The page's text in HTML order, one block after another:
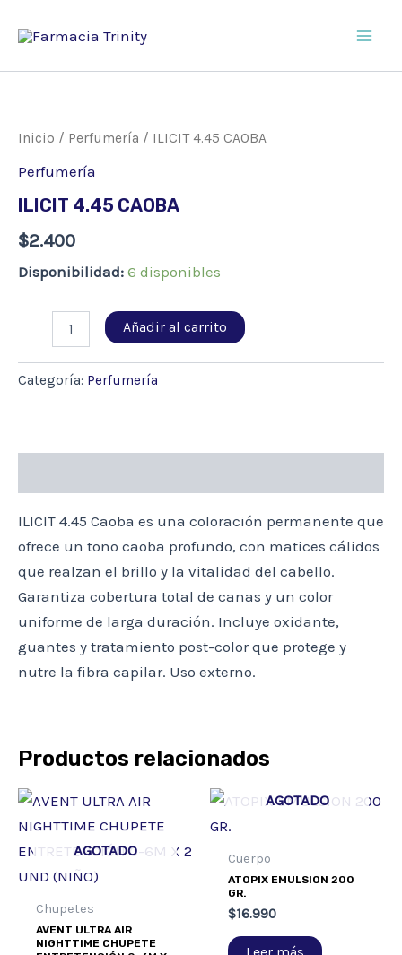
Inicio / Perfumería / ILICIT 4.45 CAOBA
Perfumería
ILICIT 4.45 CAOBA
$2.400
Disponibilidad: 6 disponibles
cantidad
Añadir al carrito
Categoría: Perfumería
ILICIT 4.45 Caoba es una coloración permanente que
ofrece un tono caoba profundo, con matices cálidos
que realzan el brillo y la vitalidad del cabello.
Garantiza cobertura total de canas y un color
uniforme de larga duración. Incluye oxidante,
guantes y tratamiento post-color que protege y
nutre la fibra capilar. Uso externo.
Productos relacionados
AGOTADO
Chupetes
AVENT ULTRA AIR
NIGHTTIME CHUPETE
AGOTADO
Cuerpo
ATOPIX EMULSION 200
GR.
$16.990